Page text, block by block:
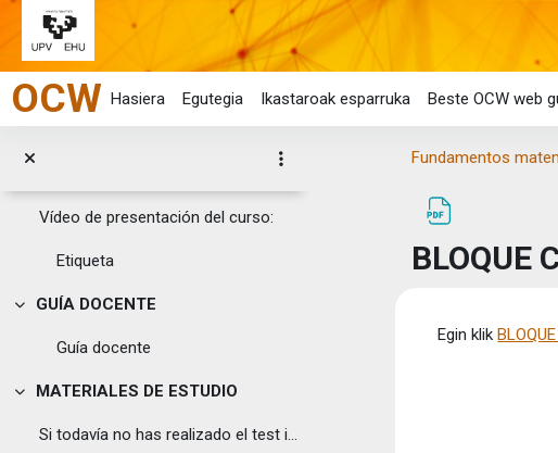
Joan eduki nagusira zuzenean
OCW Hasiera Egutegia Ikastaroak esparruka Beste OCW web
Tolestu
Orokorra
Fundamentos matemáticos de la in...
Vídeo de presentación del curso:
Etiqueta
Tolestu
GUÍA DOCENTE
Guía docente
Tolestu
MATERIALES DE ESTUDIO
Si todavía no has realizado el test inicial, ¡vete...
Fundamentos
BLOQUE
Egin klik